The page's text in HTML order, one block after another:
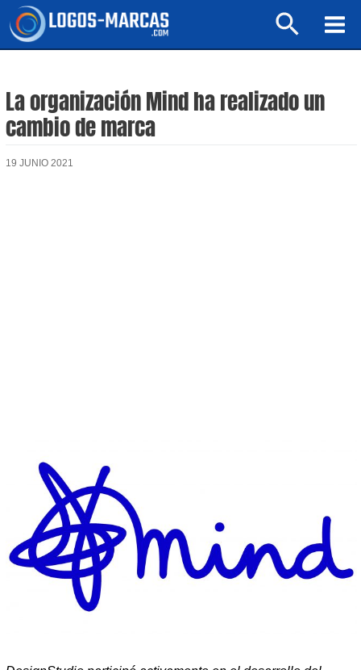
Buscar
La organización Mind ha realizado un
cambio de marca
19 JUNIO 2021